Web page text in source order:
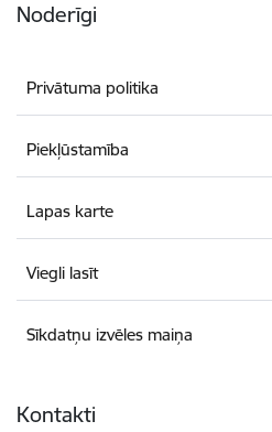
Noderīgi
Privātuma politika
Piekļūstamība
Lapas karte
Viegli lasīt
Sīkdatņu izvēles maiņa
Kontakti